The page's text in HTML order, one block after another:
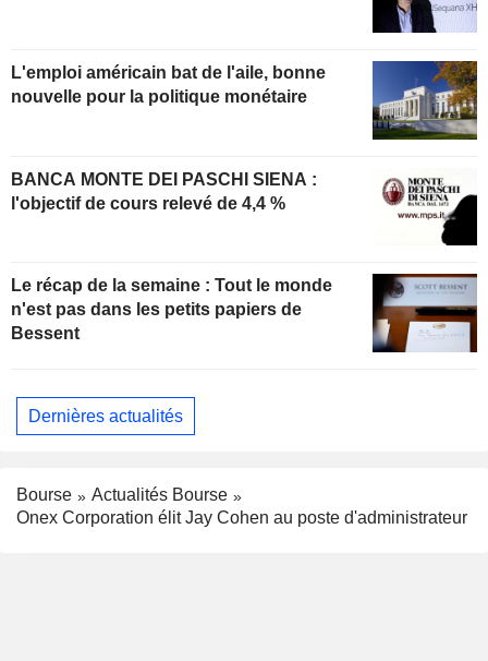
L'emploi américain bat de l'aile, bonne
nouvelle pour la politique monétaire
BANCA MONTE DEI PASCHI SIENA :
l'objectif de cours relevé de 4,4 %
Le récap de la semaine : Tout le monde
n'est pas dans les petits papiers de
Bessent
Dernières actualités
Bourse
Actualités Bourse
Onex Corporation élit Jay Cohen au poste d'administrateur